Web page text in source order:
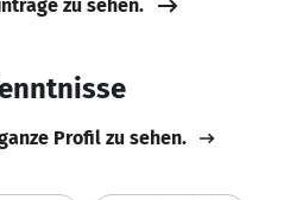
zu sehen.
Profil zu sehen.